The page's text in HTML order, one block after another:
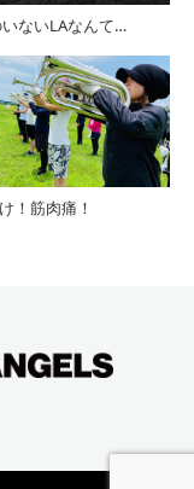
いないLAなんて…
！筋肉痛！